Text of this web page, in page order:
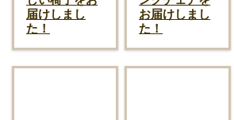
届けしまし
た！
お届けしまし
た！